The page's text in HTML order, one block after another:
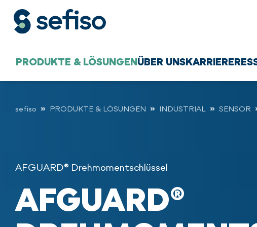
PRODUKTE & LÖSUNGENÜBER UNSKARRIERE
sefiso PRODUKTE & LÖSUNGEN INDUSTRIAL SENSOR
AFGUARD® Drehmomentschlüssel
AFGUARD®